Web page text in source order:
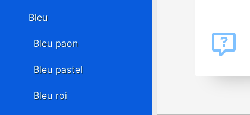
Bleu
Bleu paon
Bleu pastel
Bleu roi